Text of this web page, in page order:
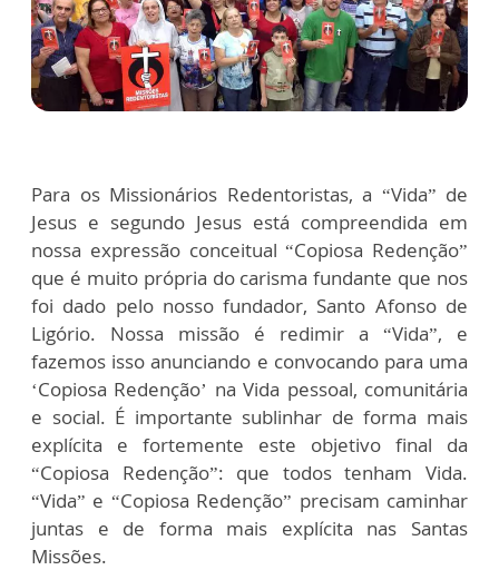
Para os Missionários Redentoristas, a “Vida” de
Jesus e segundo Jesus está compreendida em
nossa expressão conceitual “Copiosa Redenção”
que é muito própria do carisma fundante que nos
foi dado pelo nosso fundador, Santo Afonso de
Ligório. Nossa missão é redimir a “Vida”, e
fazemos isso anunciando e convocando para uma
‘Copiosa Redenção’ na Vida pessoal, comunitária
e social. É importante sublinhar de forma mais
explícita e fortemente este objetivo final da
“Copiosa Redenção”: que todos tenham Vida.
“Vida” e “Copiosa Redenção” precisam caminhar
juntas e de forma mais explícita nas Santas
Missões.